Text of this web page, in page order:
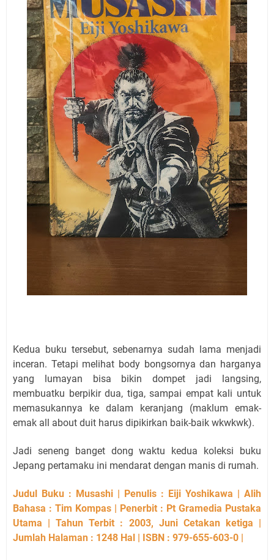
Kedua buku tersebut, sebenarnya sudah lama menjadi
inceran. Tetapi melihat body bongsornya dan harganya
yang lumayan bisa bikin dompet jadi langsing,
membuatku berpikir dua, tiga, sampai empat kali untuk
memasukannya ke dalam keranjang (maklum emak-
emak all about duit harus dipikirkan baik-baik wkwkwk).
Jadi seneng banget dong waktu kedua koleksi buku
Jepang pertamaku ini mendarat dengan manis di rumah.
Judul Buku : Musashi | Penulis : Eiji Yoshikawa | Alih
Bahasa : Tim Kompas | Penerbit : Pt Gramedia Pustaka
Utama | Tahun Terbit : 2003, Juni Cetakan ketiga |
Jumlah Halaman : 1248 Hal | ISBN : 979-655-603-0 |